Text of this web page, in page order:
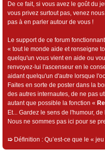
De ce fait, si vous avez le goût du
vous privez surtout pas, venez
pas à en parler autour de vous !
Le support de ce forum
« tout le monde aide et renseigne
quelqu'un vous vient en aide ou
renvoyez-lui l'ascenseur en le
aidant quelqu'un d'autre lorsque
Faites en sorte de poster dans la
des autres internautes, de ne pas
autant que possible la fonction «
Et... Gardez le sens de l'humour,
Nous ne sommes pas ici pour se
➯ Définition : Qu’est-ce que le «